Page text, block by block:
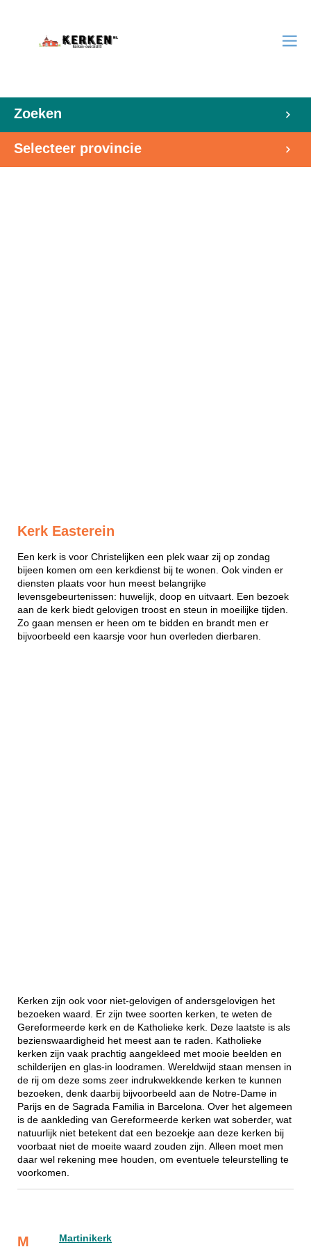
Zoeken
Selecteer provincie
Kerk Easterein
Een kerk is voor Christelijken een plek waar zij op zondag
bijeen komen om een kerkdienst bij te wonen. Ook vinden er
diensten plaats voor hun meest belangrijke
levensgebeurtenissen: huwelijk, doop en uitvaart. Een bezoek
aan de kerk biedt gelovigen troost en steun in moeilijke tijden.
Zo gaan mensen er heen om te bidden en brandt men er
bijvoorbeeld een kaarsje voor hun overleden dierbaren.
Kerken zijn ook voor niet-gelovigen of andersgelovigen het
bezoeken waard. Er zijn twee soorten kerken, te weten de
Gereformeerde kerk en de Katholieke kerk. Deze laatste is als
bezienswaardigheid het meest aan te raden. Katholieke
kerken zijn vaak prachtig aangekleed met mooie beelden en
schilderijen en glas-in loodramen. Wereldwijd staan mensen in
de rij om deze soms zeer indrukwekkende kerken te kunnen
bezoeken, denk daarbij bijvoorbeeld aan de Notre-Dame in
Parijs en de Sagrada Familia in Barcelona. Over het algemeen
is de aankleding van Gereformeerde kerken wat soberder, wat
natuurlijk niet betekent dat een bezoekje aan deze kerken bij
voorbaat niet de moeite waard zouden zijn. Alleen moet men
daar wel rekening mee houden, om eventuele teleurstelling te
voorkomen.
M Martinikerk